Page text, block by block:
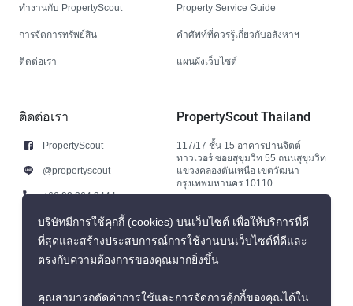
ทำงานกับ PropertyScout
การจัดการทรัพย์สิน
ติดต่อเรา
Property Service Guide
คำศัพท์ที่ควรรู้เกี่ยวกับอสังหาฯ
แผนผังเว็บไซต์
ติดต่อเรา
PropertyScout
@propertyscout
+66 92 264 3444
+66 92 264 3444
contact@propertyscout.co.th
PropertyScout Thailand
117/17 ชั้น 15 อาคารปานจิตต์
ทาวเวอร์ ซอยสุขุมวิท 55 ถนนสุขุมวิท
แขวงคลองตันเหนือ เขตวัฒนา
กรุงเทพมหานคร 10110
บริษัทมีการใช้คุกกี้ (cookies) บนเว็บไซต์ เพื่อให้บริการที่ดี
ที่สุดและสร้างประสบการณ์การใช้งานบนเว็บไซต์ที่ดีและ
ตรงกับความต้องการของคุณมากยิ่งขึ้น
คุณสามารถตัดค่าการใช้และการจัดการคุ้กกี้ของคุณได้ใน